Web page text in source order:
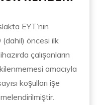
EYT’nin
öncesi ilk
çalışanların
amacıyla
koşulları işe